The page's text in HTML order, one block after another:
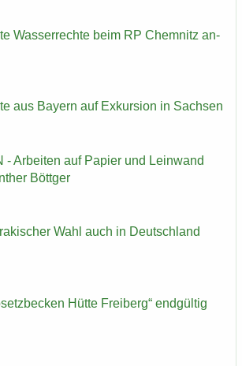
Was­ser­rech­te beim RP Chem­nitz an­
aus Bay­ern auf Ex­kur­si­on in Sach­sen
- Ar­bei­ten auf Pa­pier und Lein­wand
Bött­ger
Wahl auch in Deutsch­land
Hütte Frei­berg“ end­gül­tig